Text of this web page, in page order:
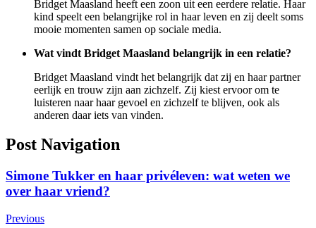
Bridget Maasland heeft een zoon uit een eerdere relatie. Haar
kind speelt een belangrijke rol in haar leven en zij deelt soms
mooie momenten samen op sociale media.
Wat vindt Bridget Maasland belangrijk in een relatie?
Bridget Maasland vindt het belangrijk dat zij en haar partner
eerlijk en trouw zijn aan zichzelf. Zij kiest ervoor om te
luisteren naar haar gevoel en zichzelf te blijven, ook als
anderen daar iets van vinden.
Post Navigation
Simone Tukker en haar privéleven: wat weten we
over haar vriend?
Previous